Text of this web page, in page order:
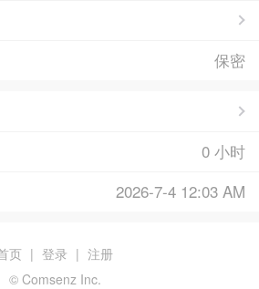
保密
0 小时
2026-7-4 12:03 AM
页 | 登录 | 注册
© Comsenz Inc.